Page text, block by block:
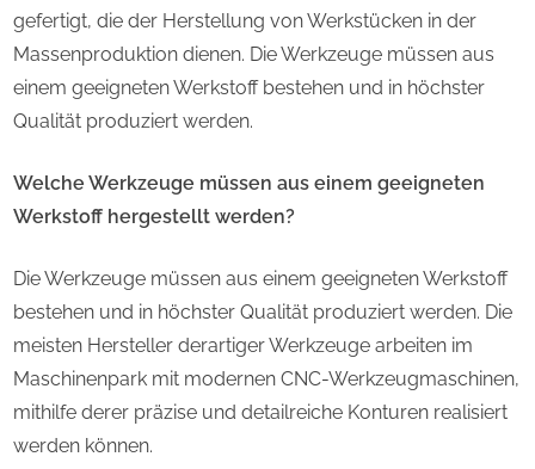
gefertigt, die der Herstellung von Werkstücken in der
Massenproduktion dienen. Die Werkzeuge müssen aus
einem geeigneten Werkstoff bestehen und in höchster
Qualität produziert werden.
Welche Werkzeuge müssen aus einem geeigneten
Werkstoff hergestellt werden?
Die Werkzeuge müssen aus einem geeigneten Werkstoff
bestehen und in höchster Qualität produziert werden. Die
meisten Hersteller derartiger Werkzeuge arbeiten im
Maschinenpark mit modernen CNC-Werkzeugmaschinen,
mithilfe derer präzise und detailreiche Konturen realisiert
werden können.